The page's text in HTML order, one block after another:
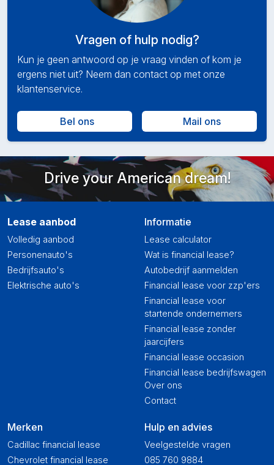
Vragen of hulp nodig?
Kun je geen antwoord op je vraag vinden of kom je
ergens niet uit? Neem dan contact op met onze
klantenservice.
Bel ons Mail ons
Drive your American dream!
Lease aanbod
Volledig aanbod
Personenauto's
Bedrijfsauto's
Elektrische auto's
Merken
Cadillac financial lease
Chevrolet financial lease
Informatie
Lease calculator
Wat is financial lease?
Autobedrijf aanmelden
Financial lease voor zzp'ers
Financial lease voor
startende ondernemers
Financial lease zonder
jaarcijfers
Financial lease occasion
Financial lease bedrijfswagen
Over ons
Contact
Hulp en advies
Veelgestelde vragen
085 760 9884